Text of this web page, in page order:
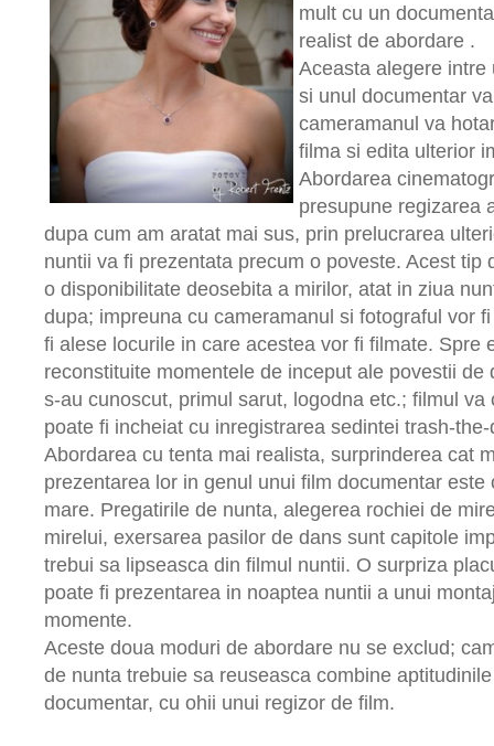
mult cu un
realist de abordare .
Aceasta alegere
si unul documentar
cameramanul va
filma si edita ulterior
Abordarea
presupune regizarea
dupa cum am aratat mai sus, prin prelucrarea
nuntii va fi prezentata precum o poveste. Acest tip
o disponibilitate deosebita a mirilor, atat in ziua
dupa; impreuna cu cameramanul si fotograful vor
fi alese locurile in care acestea vor fi filmate. Spre
reconstituite momentele de inceput ale povestii de
s-au cunoscut, primul sarut, logodna etc.; filmul va
poate fi incheiat cu inregistrarea sedintei trash-
Abordarea cu tenta mai realista, surprinderea cat
prezentarea lor in genul unui film documentar este
mare. Pregatirile de nunta, alegerea rochiei de
mirelui, exersarea pasilor de dans sunt capitole
trebui sa lipseasca din filmul nuntii. O surpriza
poate fi prezentarea in noaptea nuntii a unui
momente.
Aceste doua moduri de abordare nu se exclud;
de nunta trebuie sa reuseasca combine
documentar, cu ohii unui regizor de film.